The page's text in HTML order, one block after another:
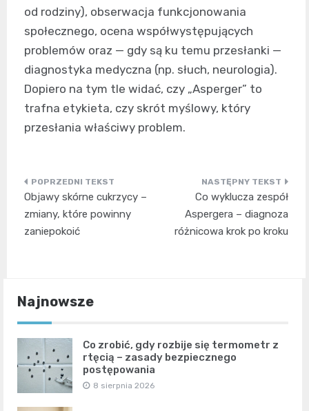
od rodziny), obserwacja funkcjonowania
społecznego, ocena współwystępujących
problemów oraz — gdy są ku temu przesłanki —
diagnostyka medyczna (np. słuch, neurologia).
Dopiero na tym tle widać, czy „Asperger” to
trafna etykieta, czy skrót myślowy, który
przesłania właściwy problem.
Nawigacja
wpisu
Objawy skórne cukrzycy –
zmiany, które powinny
zaniepokoić
Co wyklucza zespół
Aspergera – diagnoza
różnicowa krok po kroku
Najnowsze
Co zrobić, gdy rozbije się termometr z
rtęcią – zasady bezpiecznego
postępowania
8 sierpnia 2026